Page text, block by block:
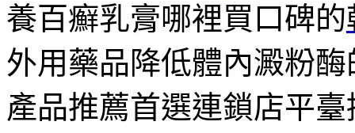
養百癬乳膏哪裡買口碑的
外用藥品降低體內澱粉酶
產品推薦首選連鎖店平